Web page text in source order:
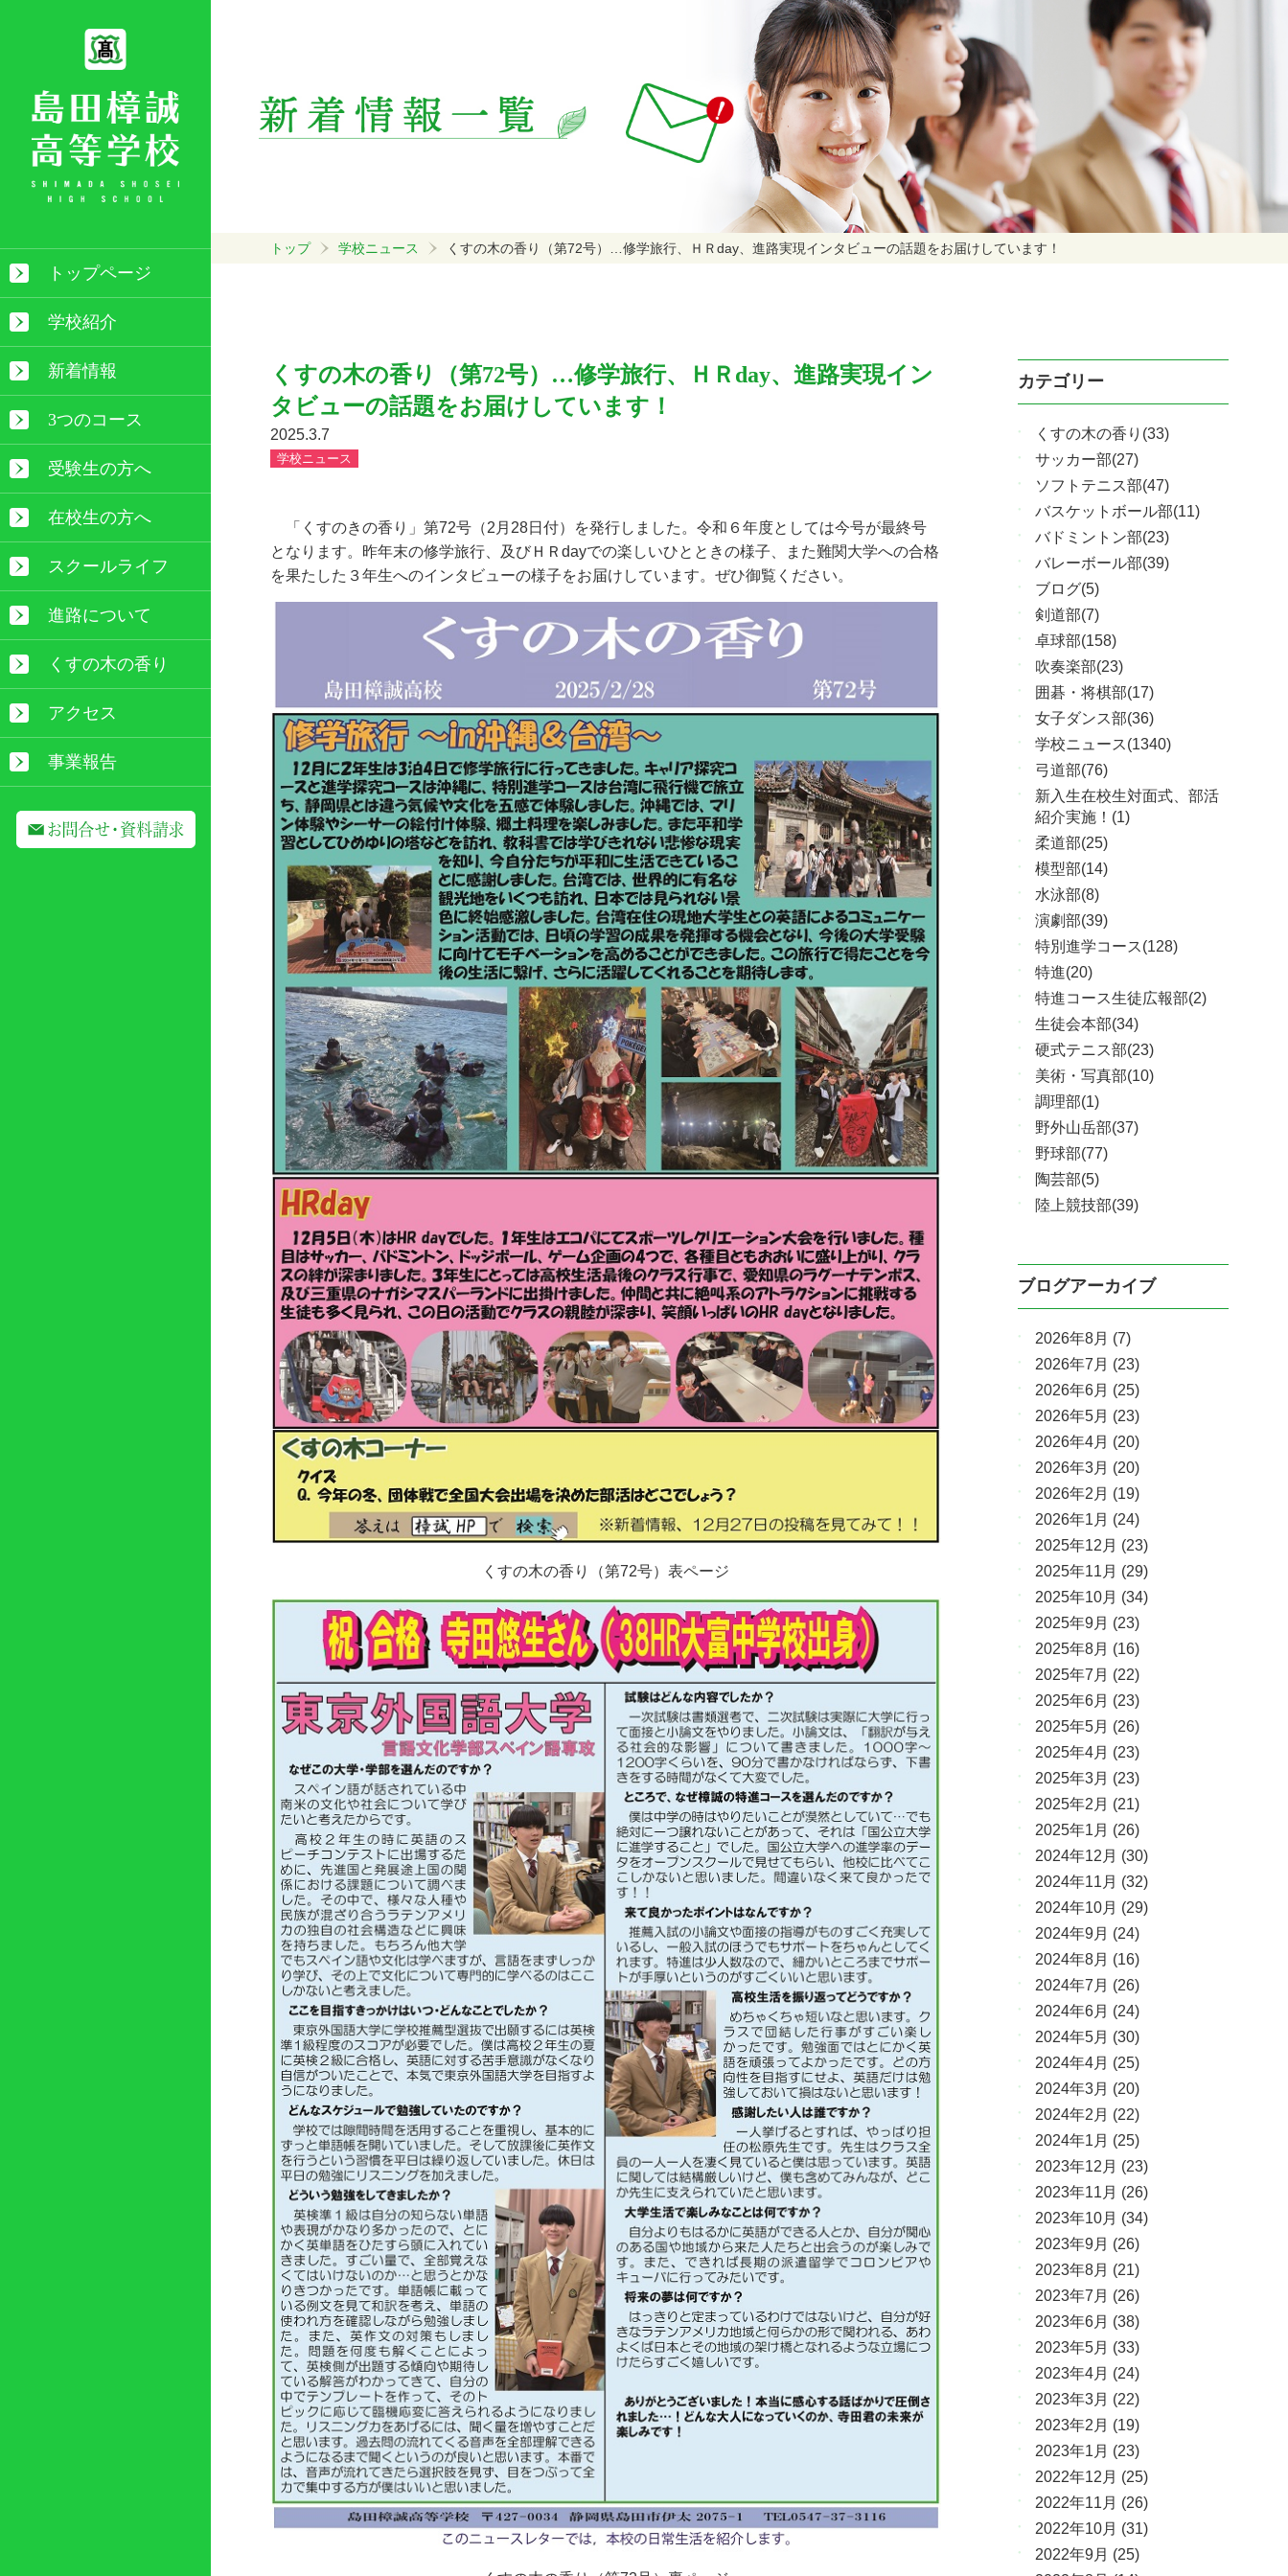
トップページ
学校紹介
新着情報
3つのコース
受験生の方へ
在校生の方へ
スクールライフ
進路について
くすの木の香り
アクセス
事業報告
トップ 学校ニュース くすの木の香り（第72号）…修学旅行、ＨＲday、進路実現インタビューの話題をお届けしています！
くすの木の香り（第72号）…修学旅行、ＨＲday、進路実現イン
タビューの話題をお届けしています！
2025.3.7
学校ニュース
「くすのきの香り」第72号（2 月 28日付）を発行しました。令和６年度としては今号が最終号
となります。昨年末の修学旅行、及びＨＲ dayでの楽しいひとときの様子、また難関大学への合格
を果たした３年生へのインタビューの様子をお届けしています。ぜひ御覧ください。
くすの木の香り（第72号）表ページ
カテゴリー
くすの木の香り(33)
サッカー部(27)
ソフトテニス部(47)
バスケットボール部(11)
バドミントン部(23)
バレーボール部(39)
ブログ(5)
剣道部(7)
卓球部(158)
吹奏楽部(23)
囲碁・将棋部(17)
女子ダンス部(36)
学校ニュース(1340)
弓道部(76)
新入生在校生対面式、部活
紹介実施！(1)
柔道部(25)
模型部(14)
水泳部(8)
演劇部(39)
特別進学コース(128)
特進(20)
特進コース生徒広報部(2)
生徒会本部(34)
硬式テニス部(23)
美術・写真部(10)
調理部(1)
野外山岳部(37)
野球部(77)
陶芸部(5)
陸上競技部(39)
ブログアーカイブ
2026年8月 (7)
2026年7月 (23)
2026年6月 (25)
2026年5月 (23)
2026年4月 (20)
2026年3月 (20)
2026年2月 (19)
2026年1月 (24)
2025年12月 (23)
2025年11月 (29)
2025年10月 (34)
2025年9月 (23)
2025年8月 (16)
2025年7月 (22)
2025年6月 (23)
2025年5月 (26)
2025年4月 (23)
2025年3月 (23)
2025年2月 (21)
2025年1月 (26)
2024年12月 (30)
2024年11月 (32)
2024年10月 (29)
2024年9月 (24)
2024年8月 (16)
2024年7月 (26)
2024年6月 (24)
2024年5月 (30)
2024年4月 (25)
2024年3月 (20)
2024年2月 (22)
2024年1月 (25)
2023年12月 (23)
2023年11月 (26)
2023年10月 (34)
2023年9月 (26)
2023年8月 (21)
2023年7月 (26)
2023年6月 (38)
2023年5月 (33)
2023年4月 (24)
2023年3月 (22)
2023年2月 (19)
2023年1月 (23)
2022年12月 (25)
2022年11月 (26)
2022年10月 (31)
2022年9月 (25)